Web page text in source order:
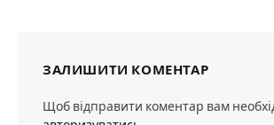
ЗАЛИШИТИ КОМЕНТАР
Щоб відправити коментар вам